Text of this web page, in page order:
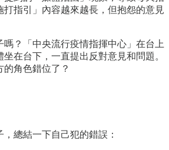
打指引」內容越來越長，但抱怨的意見
？「中央流行疫情指揮中心」在台上
在台下，一直提出反對意見和問題。
角色錯位了？
總結一下自己犯的錯誤：